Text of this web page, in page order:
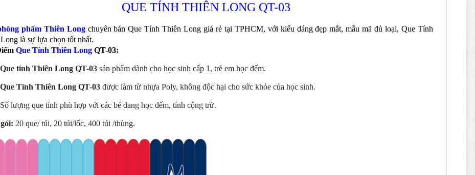
QUE TÍNH THIÊN LONG QT-03
phẩm Thiên Longchuyên bán Que Tính Thiên Long giá rẻ tại TPHCM, với kiểu dáng đẹp mắt, mẫu mã đủ loại, Que Tính
là sự lựa chọn tốt nhất.
Que Tính Thiên Long QT-03:
Que tính Thiên Long QT-03 sản phẩm dành cho học sinh cấp 1, trẻ em học đếm.
Que Tính Thiên Long QT-03 được làm từ nhựa Poly, không độc hại cho sức khỏe của học sinh.
Số lượng que tính phù hợp với các bé đang học đếm, tính cộng trừ.
20 que/ túi, 20 túi/lốc, 400 túi /thùng.